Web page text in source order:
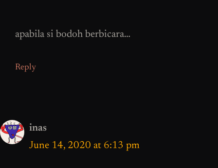
apabila si bodoh berbicara…
Reply
inas
June 14, 2020 at 6:13 pm